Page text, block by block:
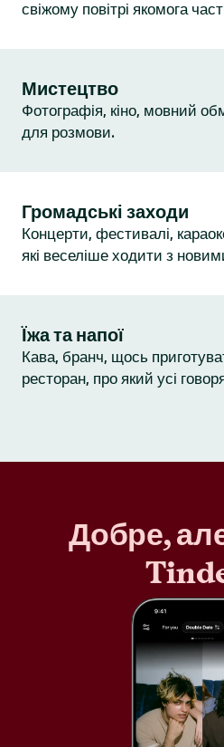
свіжому повітрі якомога
Мистецтво
Фотографія, кіно, мовний
для розмови.
Громадські заходи
Концерти, фестивалі,
які веселіше ходити з
Їжа та напої
Кава, бранч, щось
ресторан, про який усі
Добре,